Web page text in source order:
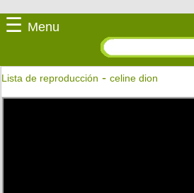
☰ Menu
Lista de reproducción -celine dion